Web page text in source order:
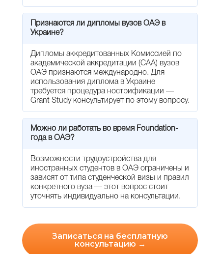
Признаются ли дипломы вузов ОАЭ в
Украине?
Дипломы аккредитованных Комиссией по
академической аккредитации (CAA) вузов
ОАЭ признаются международно. Для
использования диплома в Украине
требуется процедура нострификации —
Grant Study консультирует по этому вопросу.
Можно ли работать во время Foundation-
года в ОАЭ?
Возможности трудоустройства для
иностранных студентов в ОАЭ ограничены и
зависят от типа студенческой визы и правил
конкретного вуза — этот вопрос стоит
уточнять индивидуально на консультации.
Записаться на бесплатную
консультацию →